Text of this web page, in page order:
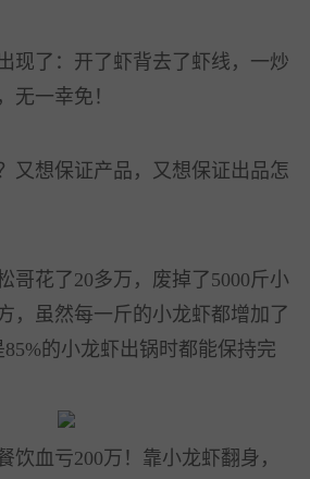
了：开了虾背去了虾线，一炒
无一幸免！
想保证产品，又想保证出品怎
花了20多万，废掉了5000斤小
，虽然每一斤的小龙虾都增加了
的小龙虾出锅时都能保持完
血亏200万！靠小龙虾翻身，